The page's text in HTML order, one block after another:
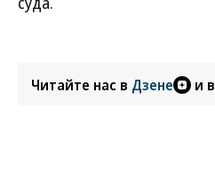
Читайте нас в Дзене и